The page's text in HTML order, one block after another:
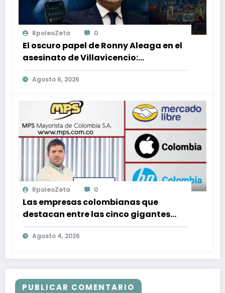
RpoleoZeta 0
El oscuro papel de Ronny Aleaga en el
asesinato de Villavicencio:
conexiones con Jordán y Christiansen
reveladas
Agosto 6, 2026
RpoleoZeta 0
Las empresas colombianas que
destacan entre las cinco gigantes
tecnológicas que lideran el mercado
en Colombia
Agosto 4, 2026
PUBLICAR COMENTARIO